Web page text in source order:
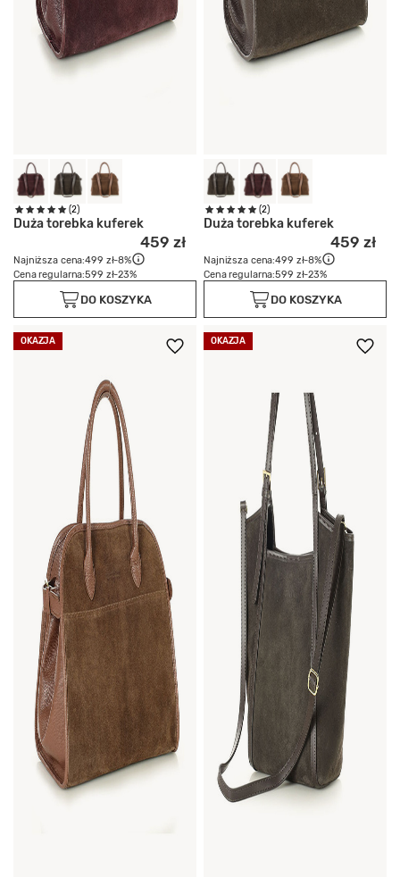
(2)
Duża torebka kuferek
459 zł
Najniższa cena:499 zł-8%
Cena regularna:599 zł-23%
DO KOSZYKA
(2)
Duża torebka kuferek
459 zł
Najniższa cena:499 zł-8%
Cena regularna:599 zł-23%
DO KOSZYKA
OKAZJA OKAZJA